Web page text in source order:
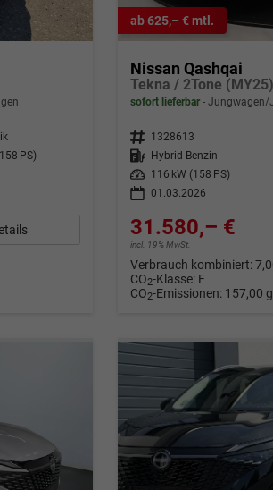
PS)
ab 625,– € mtl.
Nissan Qashqai
Tekna / 2Tone (MY25)
sofort lieferbar Jungwagen/
Fahrzeugnr. 1328613
Kraftstoff Hybrid Benzin
Leistung
116 kW (158 PS)
01.03.2026
31.580,– €
incl. 19% MwSt.
Verbrauch kombiniert:
CO2-Klasse: F
CO2-Emissionen: 157,00